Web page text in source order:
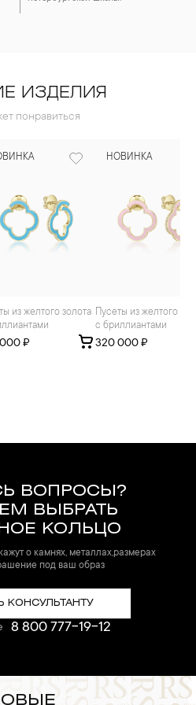
ИЗДЕЛИЯ
понравиться
₽
НОВИНКА
Пусеты из желтого золота
с бриллиантами
320 000 ₽
ВОПРОСЫ?
ВЫБРАТЬ
КОЛЬЦО
о камнях, металлах,размерах
под ваш образ
КОНСУЛЬТАНТУ
8 800 777-19-12